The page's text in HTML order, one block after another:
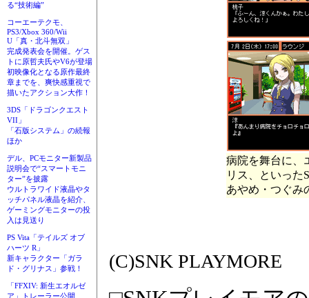
る“技術編”
コーエーテクモ、
PS3/Xbox 360/Wii
U「真・北斗無双」
完成発表会を開催。ゲス
トに原哲夫氏やV6が登場
初映像化となる原作最終
章までを、爽快感重視で
描いたアクション大作！
3DS「ドラゴンクエスト
VII」
「石版システム」の続報
ほか
デル、PCモニター新製品
説明会で“スマートモニ
ター”を披露
ウルトラワイド液晶やタ
ッチパネル液晶を紹介、
ゲーミングモニターの投
入は見送り
PS Vita「テイルズ オブ
ハーツ R」
新キャラクター「ガラ
ド・グリナス」参戦！
「FFXIV: 新生エオルゼ
ア」トレーラー公開
病院を舞台に、
リス、といった
あやめ・つぐみ
(C)SNK PLAYMORE